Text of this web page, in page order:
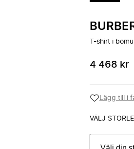
T-shirt i
4 468 kr
Lägg till i
VÄLJ